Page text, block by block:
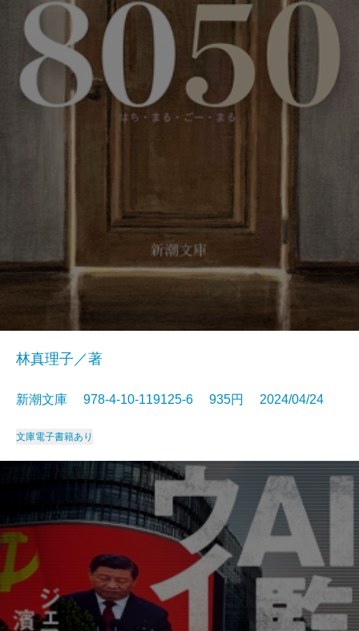
林真理子／著
新潮文庫 978-4-10-119125-6 935円 2024/04/24
文庫電子書籍あり